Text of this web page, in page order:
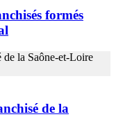
formés
de la